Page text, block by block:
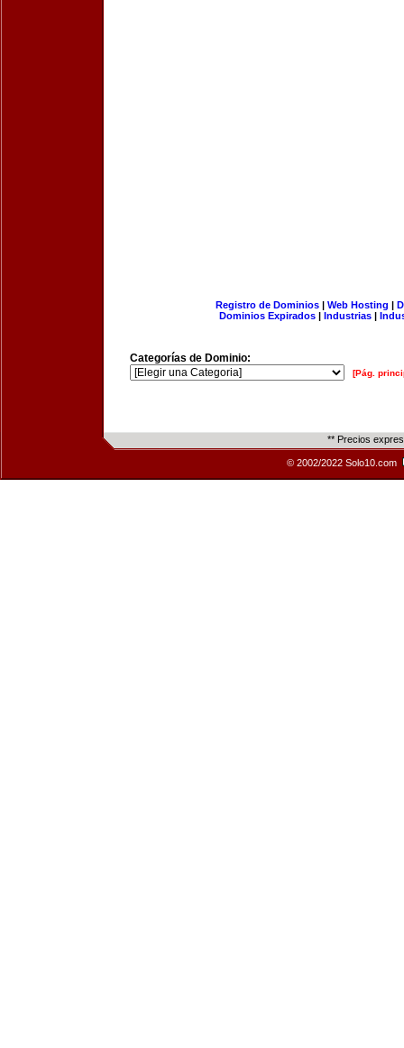
Registro de Dominios| Web Hosting |
Dominios Expirados | Industrias |
Categorías de Dominio:
[Pág.
** Precios
© 2002/2022 Solo10.com